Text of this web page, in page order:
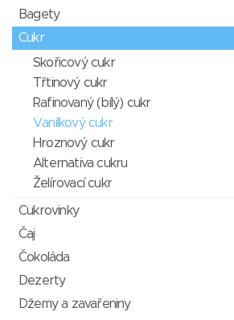
Bagety
Cukr
Skořicový cukr
Třtinový cukr
Rafinovaný (bílý) cukr
Vanilkový cukr
Hroznový cukr
Alternativa cukru
Želírovací cukr
Cukrovinky
Čaj
Čokoláda
Dezerty
Džemy a zavařeniny